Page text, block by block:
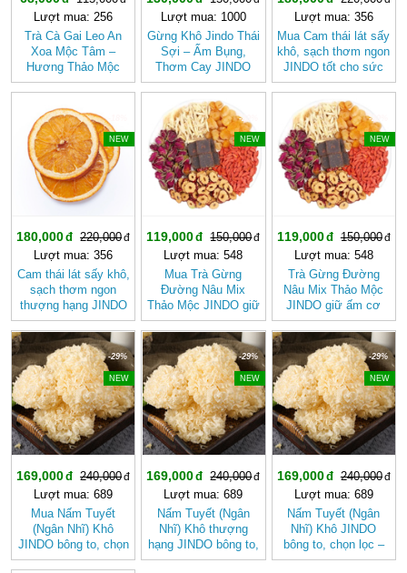
Lượt mua: 256
Trà Cà Gai Leo An
Xoa Mộc Tâm –
Hương Thảo Mộc
Cho Ngày Thư Thái
Lượt mua: 1000
Gừng Khô Jindo Thái
Sợi – Ấm Bụng,
Thơm Cay JINDO
Lượt mua: 356
Mua Cam thái lát sấy
khô, sạch thơm ngon
JINDO tốt cho sức
khỏe
NEW
180,000
220,000
Lượt mua: 356
Cam thái lát sấy khô,
sạch thơm ngon
thượng hạng JINDO
tốt cho sức khỏe
-20%
NEW
119,000
150,000
Lượt mua: 548
Mua Trà Gừng
Đường Nâu Mix
Thảo Mộc JINDO giữ
ấm cơ thể, tốt cho
sức khỏe
-20%
NEW
119,000
150,000
Lượt mua: 548
Trà Gừng Đường
Nâu Mix Thảo Mộc
JINDO giữ ấm cơ
thể
-29%
NEW
169,000
240,000
Lượt mua: 689
Mua Nấm Tuyết
(Ngân Nhĩ) Khô
JINDO bông to, chọn
lọc tốt cho sức khỏe
-29%
NEW
169,000
240,000
Lượt mua: 689
Nấm Tuyết (Ngân
Nhĩ) Khô thượng
hạng JINDO bông to,
chọn lọc
-29%
NEW
169,000
240,000
Lượt mua: 689
Nấm Tuyết (Ngân
Nhĩ) Khô JINDO
bông to, chọn lọc –
Dưỡng Nhan, Thanh